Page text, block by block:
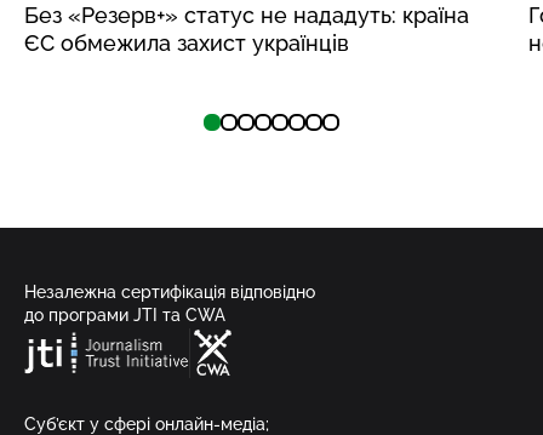
Без «Резерв+» статус не нададуть: країна
ЄС обмежила захист українців
Незалежна сертифікація відповідно
до програми JTI та CWA
Суб’єкт у сфері онлайн-медіа;